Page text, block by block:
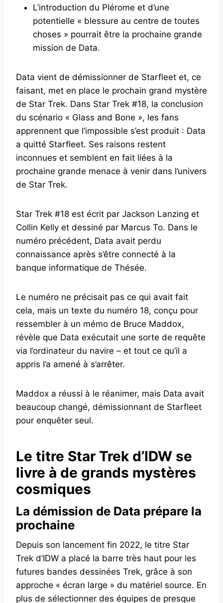
L’introduction du Plérome et d’une
potentielle « blessure au centre de toutes
choses » pourrait être la prochaine grande
mission de Data.
Data vient de démissionner de Starfleet et, ce
faisant, met en place le prochain grand mystère
de Star Trek. Dans Star Trek #18, la conclusion
du scénario « Glass and Bone », les fans
apprennent que l’impossible s’est produit : Data
a quitté Starfleet. Ses raisons restent
inconnues et semblent en fait liées à la
prochaine grande menace à venir dans l’univers
de Star Trek.
Star Trek #18 est écrit par Jackson Lanzing et
Collin Kelly et dessiné par Marcus To. Dans le
numéro précédent, Data avait perdu
connaissance après s’être connecté à la
banque informatique de Thésée.
Le numéro ne précisait pas ce qui avait fait
cela, mais un texte du numéro 18, conçu pour
ressembler à un mémo de Bruce Maddox,
révèle que Data exécutait une sorte de requête
via l’ordinateur du navire – et tout ce qu’il a
appris l’a amené à s’arrêter.
Maddox a réussi à le réanimer, mais Data avait
beaucoup changé, démissionnant de Starfleet
pour enquêter seul.
Le titre Star Trek d’IDW se
livre à de grands mystères
cosmiques
La démission de Data prépare la
prochaine
Depuis son lancement fin 2022, le titre Star
Trek d’IDW a placé la barre très haut pour les
futures bandes dessinées Trek, grâce à son
approche « écran large » du matériel source. En
plus de sélectionner des équipes de presque